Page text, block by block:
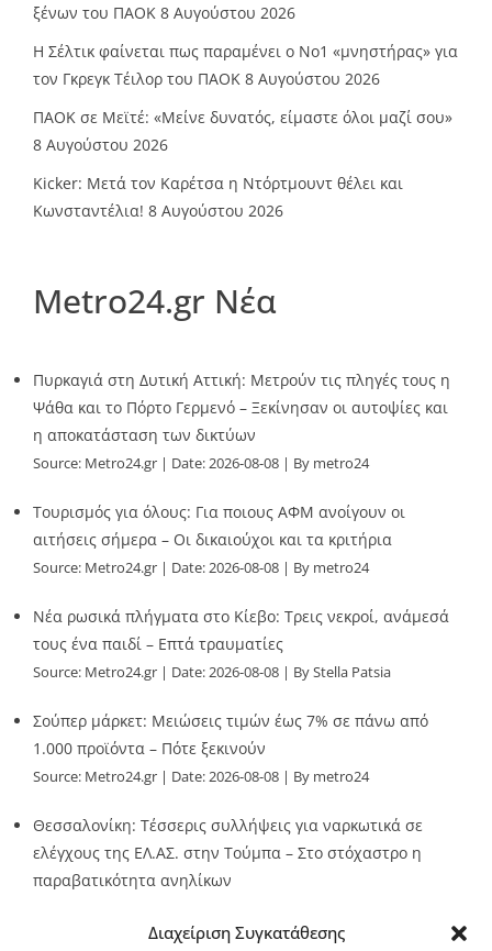
Διαχείριση Συγκατάθεσης
ξένων του ΠΑΟΚ 8 Αυγούστου 2026
Η Σέλτικ φαίνεται πως παραμένει ο Νο1 «μνηστήρας» για
τον Γκρεγκ Τέιλορ του ΠΑΟΚ 8 Αυγούστου 2026
ΠΑΟΚ σε Μεϊτέ: «Μείνε δυνατός, είμαστε όλοι μαζί σου»
8 Αυγούστου 2026
Kicker: Μετά τον Καρέτσα η Ντόρτμουντ θέλει και
Κωνσταντέλια! 8 Αυγούστου 2026
Metro24.gr Νέα
Πυρκαγιά στη Δυτική Αττική: Μετρούν τις πληγές τους η
Ψάθα και το Πόρτο Γερμενό – Ξεκίνησαν οι αυτοψίες και
η αποκατάσταση των δικτύων
Source: Metro24.gr Date: 2026-08-08 By metro24
Τουρισμός για όλους: Για ποιους ΑΦΜ ανοίγουν οι
αιτήσεις σήμερα – Οι δικαιούχοι και τα κριτήρια
Source: Metro24.gr Date: 2026-08-08 By metro24
Νέα ρωσικά πλήγματα στο Κίεβο: Τρεις νεκροί, ανάμεσά
τους ένα παιδί – Επτά τραυματίες
Source: Metro24.gr Date: 2026-08-08 By Stella Patsia
Σούπερ μάρκετ: Μειώσεις τιμών έως 7% σε πάνω από
1.000 προϊόντα – Πότε ξεκινούν
Source: Metro24.gr Date: 2026-08-08 By metro24
Θεσσαλονίκη: Τέσσερις συλλήψεις για ναρκωτικά σε
ελέγχους της ΕΛ.ΑΣ. στην Τούμπα – Στο στόχαστρο η
παραβατικότητα ανηλίκων